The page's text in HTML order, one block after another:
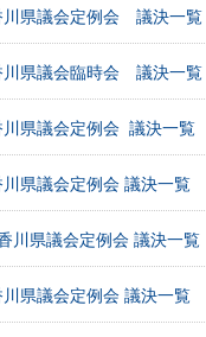
川県議会定例会 議決一覧
川県議会臨時会 議決一覧
県議会定例会 議決一覧
県議会定例会 議決一覧
川県議会定例会 議決一覧
県議会定例会 議決一覧